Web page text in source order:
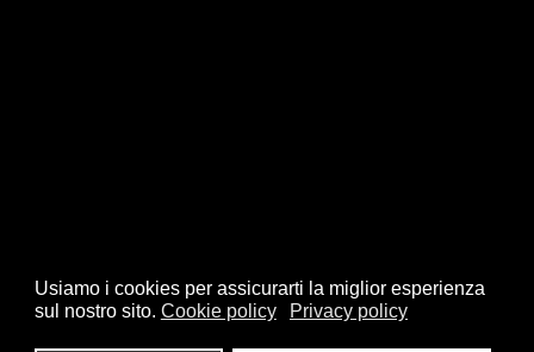
Usiamo i cookies per assicurarti la miglior esperienza
sul nostro sito. Cookie policy Privacy policy